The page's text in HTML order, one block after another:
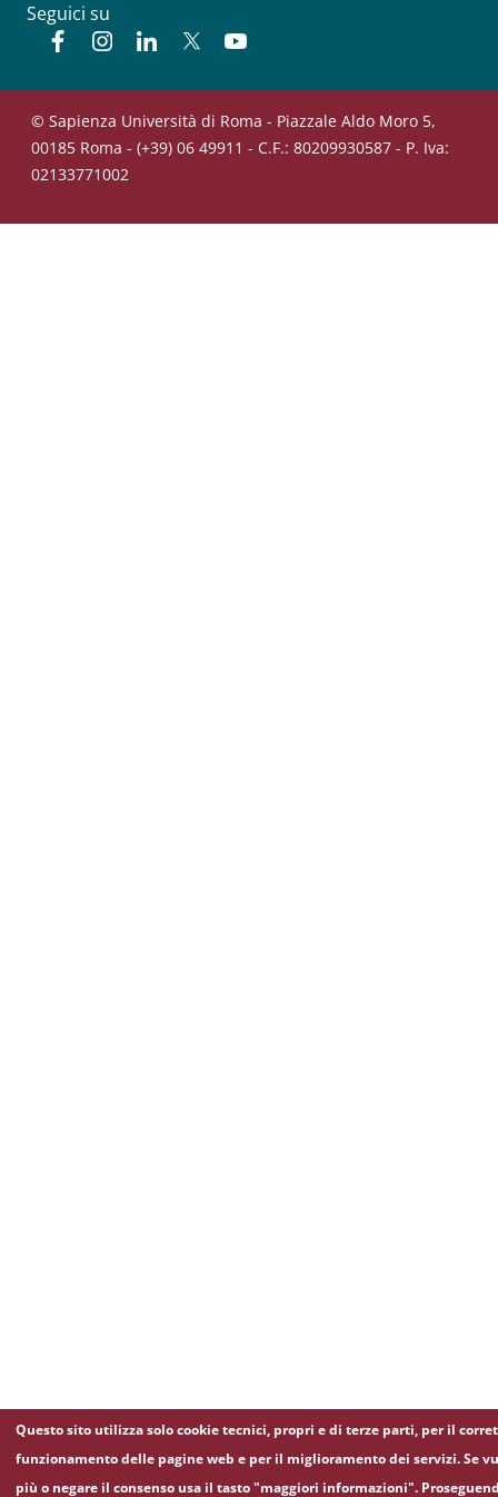
Seguici su
FacebookInstagramLinkedinTwitter
© Sapienza Università di Roma - Piazzale Aldo Moro 5,
00185 Roma - (+39) 06 49911 - C.F.: 80209930587 - P. Iva:
02133771002
Questo sito utilizza solo cookie tecnici, propri e di terze parti, per il
funzionamento delle pagine web e per il miglioramento dei servizi. Se
più o negare il consenso usa il tasto "maggiori informazioni".